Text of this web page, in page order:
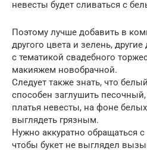
невесты будет сливаться с
Поэтому лучше добавить в
другого цвета и зелень,
с тематикой свадебного
макияжем новобрачной.
Следует также знать, что
способен заглушить
платья невесты, на фоне
выглядеть грязным.
Нужно аккуратно обращаться
чтобы букет не выглядел